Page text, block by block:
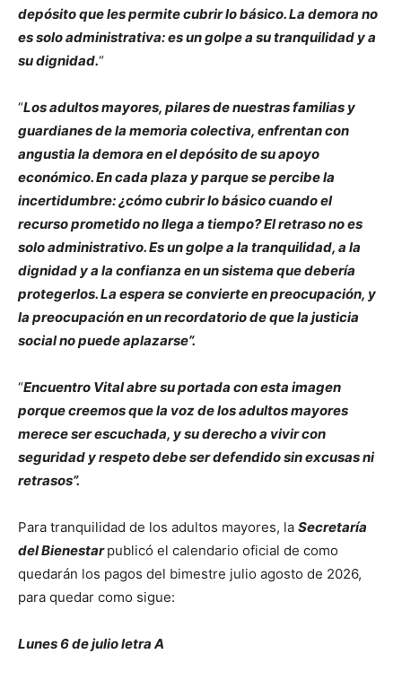
depósito que les permite cubrir lo básico. La demora no
es solo administrativa: es un golpe a su tranquilidad y a
su dignidad.“
“Los adultos mayores, pilares de nuestras familias y
guardianes de la memoria colectiva, enfrentan con
angustia la demora en el depósito de su apoyo
económico. En cada plaza y parque se percibe la
incertidumbre: ¿cómo cubrir lo básico cuando el
recurso prometido no llega a tiempo? El retraso no es
solo administrativo. Es un golpe a la tranquilidad, a la
dignidad y a la confianza en un sistema que debería
protegerlos. La espera se convierte en preocupación, y
la preocupación en un recordatorio de que la justicia
social no puede aplazarse”.
“Encuentro Vital abre su portada con esta imagen
porque creemos que la voz de los adultos mayores
merece ser escuchada, y su derecho a vivir con
seguridad y respeto debe ser defendido sin excusas ni
retrasos”.
Para tranquilidad de los adultos mayores, la Secretaría
del Bienestarpublicó el calendario oficial de como
quedarán los pagos del bimestre julio agosto de 2026,
para quedar como sigue:
Lunes 6 de julio letra A